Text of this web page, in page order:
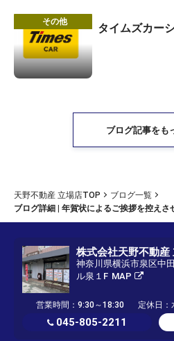
その他 タイムズカー
ブログ記事をも
天野不動産 立場店TOP
ブログ一覧
ブログ詳細 | 年賀状によるご挨拶を控えさ
株式会社天野不動産
神奈川県横浜市泉区中
ル泉１F MAP
営業時間：9:30～18:30 定休日：
045-805-2211